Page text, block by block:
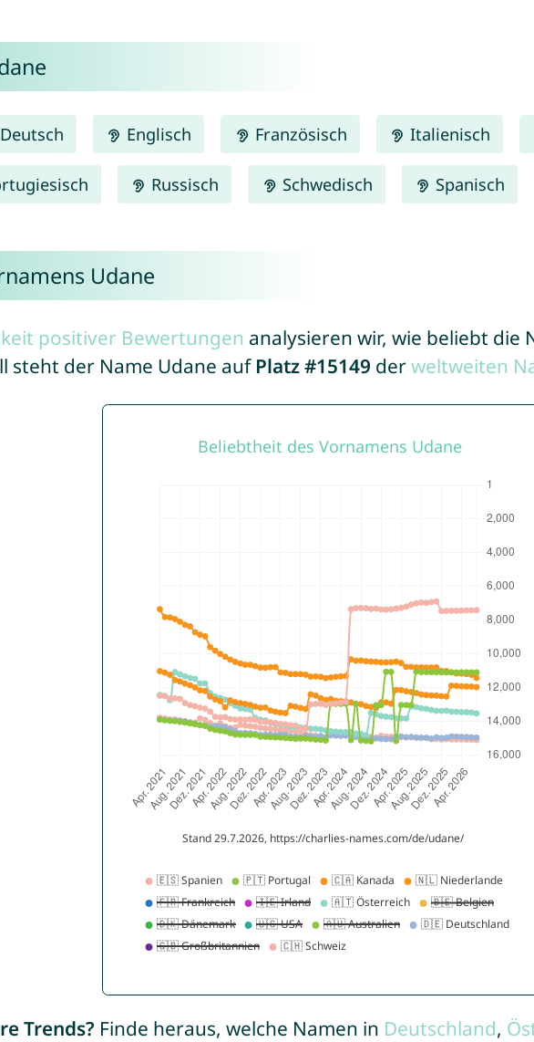
Deutsch Englisch Französisch Italienisch
Russisch Schwedisch Spanisch
Udane
positiver Bewertungen analysieren wir, wie beliebt die
steht der Name Udane auf Platz #15149 derweltweiten
Trends? Finde heraus, welche Namen in Deutschland,